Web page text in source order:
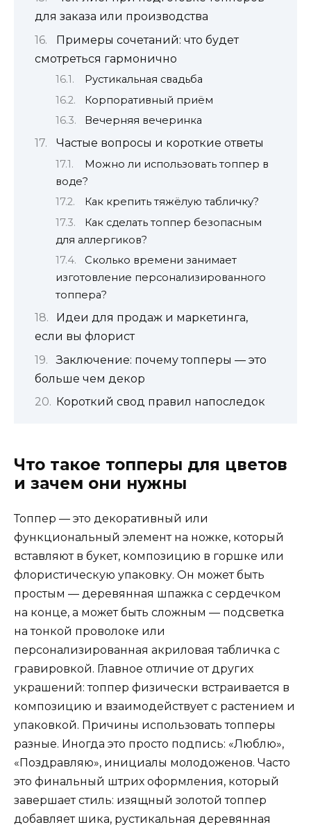
для заказа или производства
Примеры сочетаний: что будет
смотреться гармонично
Рустикальная свадьба
Корпоративный приём
Вечерняя вечеринка
Частые вопросы и короткие ответы
Можно ли использовать топпер в
воде?
Как крепить тяжёлую табличку?
Как сделать топпер безопасным
для аллергиков?
Сколько времени занимает
изготовление персонализированного
топпера?
Идеи для продаж и маркетинга,
если вы флорист
Заключение: почему топперы — это
больше чем декор
Короткий свод правил напоследок
Что такое топперы для цветов
и зачем они нужны
Топпер — это декоративный или
функциональный элемент на ножке, который
вставляют в букет, композицию в горшке или
флористическую упаковку. Он может быть
простым — деревянная шпажка с сердечком
на конце, а может быть сложным — подсветка
на тонкой проволоке или
персонализированная акриловая табличка с
гравировкой. Главное отличие от других
украшений: топпер физически встраивается в
композицию и взаимодействует с растением и
упаковкой. Причины использовать топперы
разные. Иногда это просто подпись: «Люблю»,
«Поздравляю», инициалы молодоженов. Часто
это финальный штрих оформления, который
завершает стиль: изящный золотой топпер
добавляет шика, рустикальная деревянная